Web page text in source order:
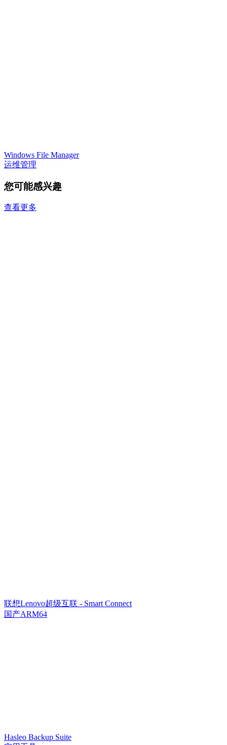
Windows File Manager
运维管理
您可能感兴趣
查看更多
联想Lenovo超级互联 - Smart Connect
国产ARM64
Hasleo Backup Suite